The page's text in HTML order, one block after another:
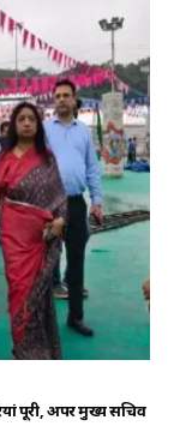
पूरी, अपर मुख्य सचिव